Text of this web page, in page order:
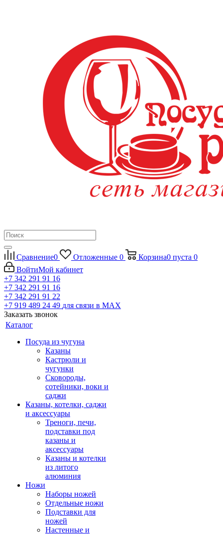
Сравнение0 Отложенные 0 Корзина0 пуста 0
ВойтиМой кабинет
+7 342 291 91 16
+7 342 291 91 16
+7 342 291 91 22
+7 919 489 24 49 для связи в МАХ
Заказать звонок
Каталог
Посуда из чугуна
Казаны
Кастрюли и
чугунки
Сковороды,
сотейники, воки и
саджи
Казаны, котелки, саджи
и аксессуары
Треноги, печи,
подставки под
казаны и
аксессуары
Казаны и котелки
из литого
алюминия
Ножи
Наборы ножей
Отдельные ножи
Подставки для
ножей
Настенные и